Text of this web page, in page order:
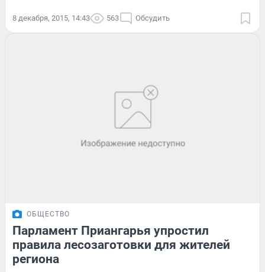
8 декабря, 2015, 14:43 563 Обсудить
ОБЩЕСТВО
Парламент Приангарья упростил
правила лесозаготовки для жителей
региона